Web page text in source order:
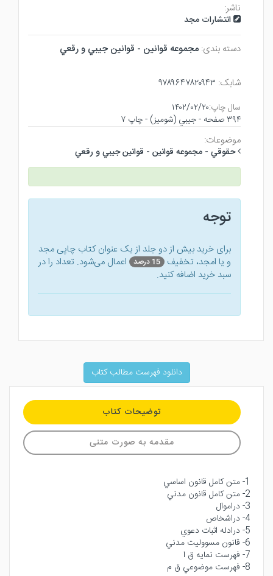
ناشر:
انتشارات مجد
دسته بندی: مجموعه قوانين - قوانين جيبي و رقعي
شابک: ۹۷۸۹۶۴۷۸۲۰۹۴۳
سال چاپ:۱۴۰۲/۰۲/۲۰
۳۹۴ صفحه - جيبي (شوميز) - چاپ ۷
موضوعات:
حقوقي - مجموعه قوانين - قوانين جيبي و رقعي
توجه
برای خرید بیش از دو جلد از یک عنوان کتاب‌ چاپی مجد
و یا امجد، تخفیف 15 درصد
اعمال می‌شود. تعداد را در
سبد خرید اضافه کنید.
دانلود فهرست مطالب کتاب
توضیحات کتاب
مقدمه به صورت متنی
1- متن كامل قانون اساسي
2- متن كامل قانون مدني
3- دراموال
4- دراشخاص
5- درادله اثبات دعوي
6- قانون مسووليت مدني
7- فهرست نمايه ق ا
8- فهرست موضوعي ق م